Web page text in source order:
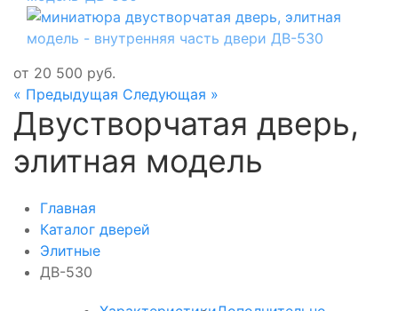
от 20 500 руб.
« Предыдущая Следующая »
Двустворчатая дверь,
элитная модель
Главная
Каталог дверей
Элитные
ДВ-530